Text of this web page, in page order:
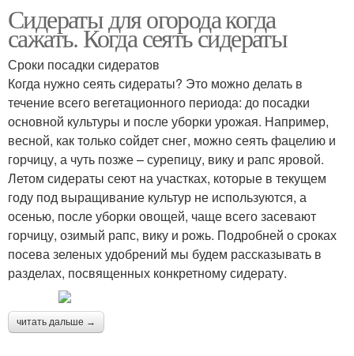
Сидераты для огорода когда
сажать. Когда сеять сидераты
Сроки посадки сидератов
Когда нужно сеять сидераты? Это можно делать в
течение всего вегетационного периода: до посадки
основной культуры и после уборки урожая. Например,
весной, как только сойдет снег, можно сеять фацелию и
горчицу, а чуть позже – сурепицу, вику и рапс яровой.
Летом сидераты сеют на участках, которые в текущем
году под выращивание культур не используются, а
осенью, после уборки овощей, чаще всего засевают
горчицу, озимый рапс, вику и рожь. Подробней о сроках
посева зеленых удобрений мы будем рассказывать в
разделах, посвященных конкретному сидерату.
читать дальше →